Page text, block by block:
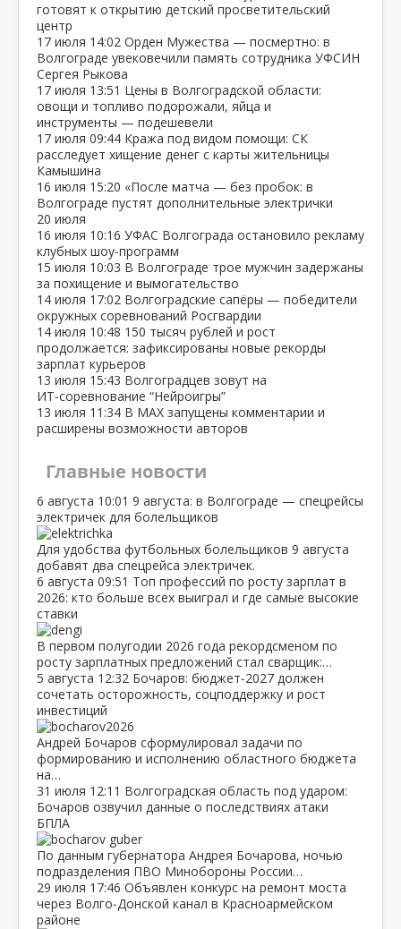
готовят к открытию детский просветительский
центр
17 июля 14:02 Орден Мужества — посмертно: в
Волгограде увековечили память сотрудника УФСИН
Сергея Рыкова
17 июля 13:51 Цены в Волгоградской области:
овощи и топливо подорожали, яйца и
инструменты — подешевели
17 июля 09:44 Кража под видом помощи: СК
расследует хищение денег с карты жительницы
Камышина
16 июля 15:20 «После матча — без пробок: в
Волгограде пустят дополнительные электрички
20 июля
16 июля 10:16 УФАС Волгограда остановило рекламу
клубных шоу‑программ
15 июля 10:03 В Волгограде трое мужчин задержаны
за похищение и вымогательство
14 июля 17:02 Волгоградские сапёры — победители
окружных соревнований Росгвардии
14 июля 10:48 150 тысяч рублей и рост
продолжается: зафиксированы новые рекорды
зарплат курьеров
13 июля 15:43 Волгоградцев зовут на
ИТ‑соревнование “Нейроигры”
13 июля 11:34 В МАХ запущены комментарии и
расширены возможности авторов
Главные новости
6 августа 10:01 9 августа: в Волгограде — спецрейсы
электричек для болельщиков
Для удобства футбольных болельщиков 9 августа
добавят два спецрейса электричек.
6 августа 09:51 Топ профессий по росту зарплат в
2026: кто больше всех выиграл и где самые высокие
ставки
В первом полугодии 2026 года рекордсменом по
росту зарплатных предложений стал сварщик:…
5 августа 12:32 Бочаров: бюджет‑2027 должен
сочетать осторожность, соцподдержку и рост
инвестиций
Андрей Бочаров сформулировал задачи по
формированию и исполнению областного бюджета
на…
31 июля 12:11 Волгоградская область под ударом:
Бочаров озвучил данные о последствиях атаки
БПЛА
По данным губернатора Андрея Бочарова, ночью
подразделения ПВО Минобороны России…
29 июля 17:46 Объявлен конкурс на ремонт моста
через Волго‑Донской канал в Красноармейском
районе